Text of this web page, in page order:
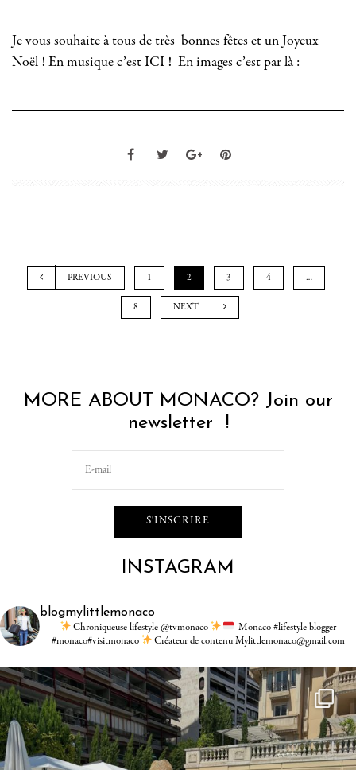
Je vous souhaite à tous de très bonnes fêtes et un Joyeux
Noël ! En musique c’est ICI ! En images c’est par là :
PREVIOUS 1 2 3 4 …
8 NEXT
MORE ABOUT MONACO? Join our
newsletter !
INSTAGRAM
blogmylittlemonaco
Chroniqueuse lifestyle @tvmonaco
Monaco #lifestyle blogger
#monaco#visitmonaco
Créateur de contenu Mylittlemonaco@gmail.com